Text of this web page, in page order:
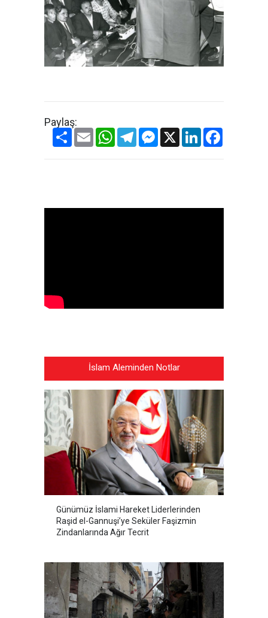
Paylaş:
Share Email WhatsAppTelegramMessenger
X LinkedIn
İslam Aleminden Notlar
Günümüz İslami Hareket Liderlerinden
Raşid el-Gannuşi’ye Seküler Faşizmin
Zindanlarında Ağır Tecrit